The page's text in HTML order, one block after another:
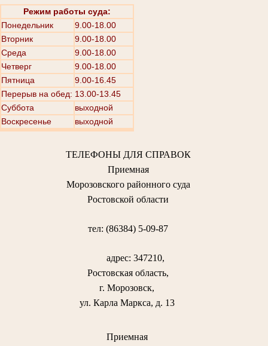
Режим работы суда:
Понедельник
9.00-18.00
Вторник
9.00-18.00
Среда
9.00-18.00
Четверг
9.00-18.00
Пятница
9.00-16.45
Перерыв на обед: 13.00-13.45
Суббота
выходной
Воскресенье
выходной
ТЕЛЕФОНЫ ДЛЯ СПРАВОК
Приемная
Морозовского районного суда
Ростовской области
тел: (86384) 5-09-87
адрес: 347210,
Ростовская область,
г. Морозовск,
ул. Карла Маркса, д. 13
Приемная